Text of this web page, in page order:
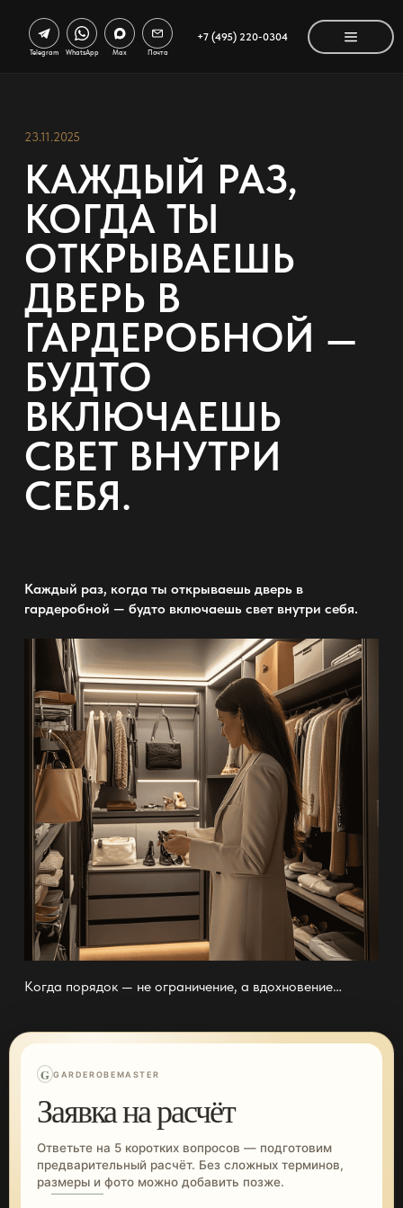
+7 (495) 220-0304
Telegram WhatsApp Max Почта
23.11.2025
КАЖДЫЙ РАЗ,
КОГДА ТЫ
ОТКРЫВАЕШЬ
ДВЕРЬ В
ГАРДЕРОБНОЙ —
БУДТО
ВКЛЮЧАЕШЬ
СВЕТ ВНУТРИ
СЕБЯ.
Каждый раз, когда ты открываешь дверь в
гардеробной — будто включаешь свет внутри себя.
Когда порядок — не ограничение, а вдохновение…
G GARDEROBEMASTER
Заявка на расчёт
Ответьте на 5 коротких вопросов — подготовим
предварительный расчёт. Без сложных терминов,
размеры и фото можно добавить позже.